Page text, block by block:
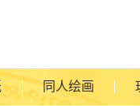
同人绘画